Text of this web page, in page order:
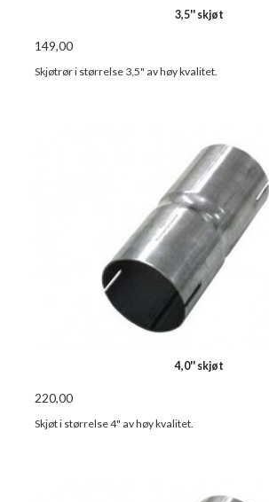
3,5'' skjøt
149,00
Skjøtrør i størrelse 3,5" av høy kvalitet.
4,0'' skjøt
220,00
Skjøt i størrelse 4" av høy kvalitet.